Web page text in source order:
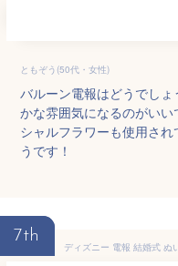
ともぞう(50代・女性)
バルーン電報はどうでし
かな雰囲気になるのがい
シャルフラワーも使用さ
うです！
7th